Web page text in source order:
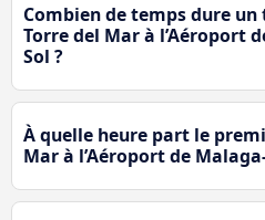
Combien de temps dure
Torre del Mar à l’Aéroport
Sol ?
À quelle heure part le
Mar à l’Aéroport de